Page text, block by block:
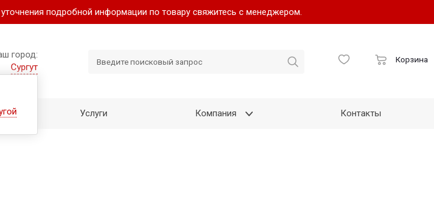
подробной информации по товару свяжитесь с менеджером.
город:
Сургут
Корзина
Услуги Компания Контакты